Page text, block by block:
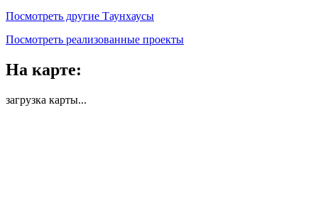
Посмотреть другие Таунхаусы
Посмотреть реализованные проекты
На карте:
загрузка карты...